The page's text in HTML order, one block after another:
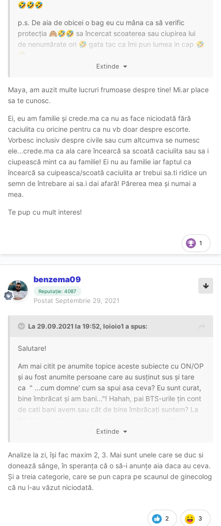
🤣🤣🤣
p.s. De aia de obicei o bag eu cu mâna ca să verific
protecția 🙈🤣🤣 sa încercat scoaterea sau ciupirea lui
de nenumărate ori 🤣 gata tac ca îmi pun lumea in cap 🤣
Extinde
Maya, am auzit multe lucruri frumoase despre tine! Mi.ar place
sa te cunosc.
Ei, eu am familie și crede.ma ca nu as face niciodată fără
caciulita cu oricine pentru ca nu vb doar despre escorte.
Vorbesc inclusiv despre civile sau cum altcumva se numesc
ele...crede.ma ca ala care încearcă sa scoată caciulita sau sa i
ciupească mint ca au familie! Ei nu au familie iar faptul ca
încearcă sa cuipeasca/scoată caciulita ar trebui sa.ti ridice un
semn de întrebare ai sa.i dai afară! Părerea mea și numai a
mea.
Te pup cu mult interes!
1
benzema09
Reputație: 4087
Postat Septembrie 29, 2021
La 29.09.2021 la 19:52, Ioioio1 a spus:
Salutare!
Am mai citit pe anumite topice aceste subiecte cu ON/OP
și au fost anumite persoane care au susținut sus și tare
ca " ...cum domne' cum sa spui asa ceva? Eu sunt curat,
bine îmbrăcat și am bani..."! Hahah, pai BTS-urile țin cont
de cati bani avem sau cât de bine îmbrăcați suntem? La
mirosind a primăvară plus cu analizele făcute la lună...pai
ON fără griji nu? Pai....nu prea cred! Dacă înaintea ta a
mai făcut unul ON și era bolnav și a îmbolnăvit.o și pe
ea???te poate îmbolnăvi și pe tine acum?pai..cam da! Și
apoi te miri cum plm ca fata avea "analizele zi", la
ca exista escorta care sa.ai facă analize la zi....
Extinde
Analize la zi, își fac maxim 2, 3. Mai sunt unele care se duc si
donează sânge, în speranța că o să-i anunțe aia daca au ceva.
Și a treia categorie, care se pun capra pe scaunul de ginecolog
că nu l-au văzut niciodată.
2 3